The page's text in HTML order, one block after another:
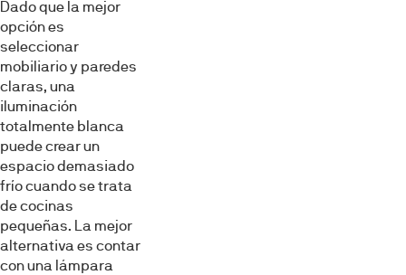
Dado que la mejor
opción es
seleccionar
mobiliario y paredes
claras, una
iluminación
totalmente blanca
puede crear un
espacio demasiado
frío cuando se trata
de cocinas
pequeñas. La mejor
alternativa es contar
con una lámpara